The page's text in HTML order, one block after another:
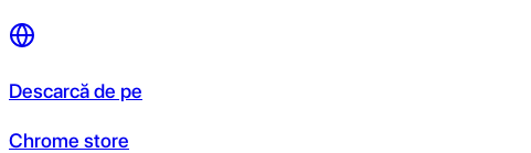
Descarcă de pe
Chrome store